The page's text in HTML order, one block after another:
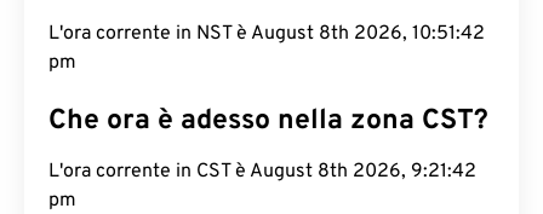
L'ora corrente in NST è August 8th 2026, 10:51:42
pm
Che ora è adesso nella zona CST?
L'ora corrente in CST è August 8th 2026, 9:21:42
pm